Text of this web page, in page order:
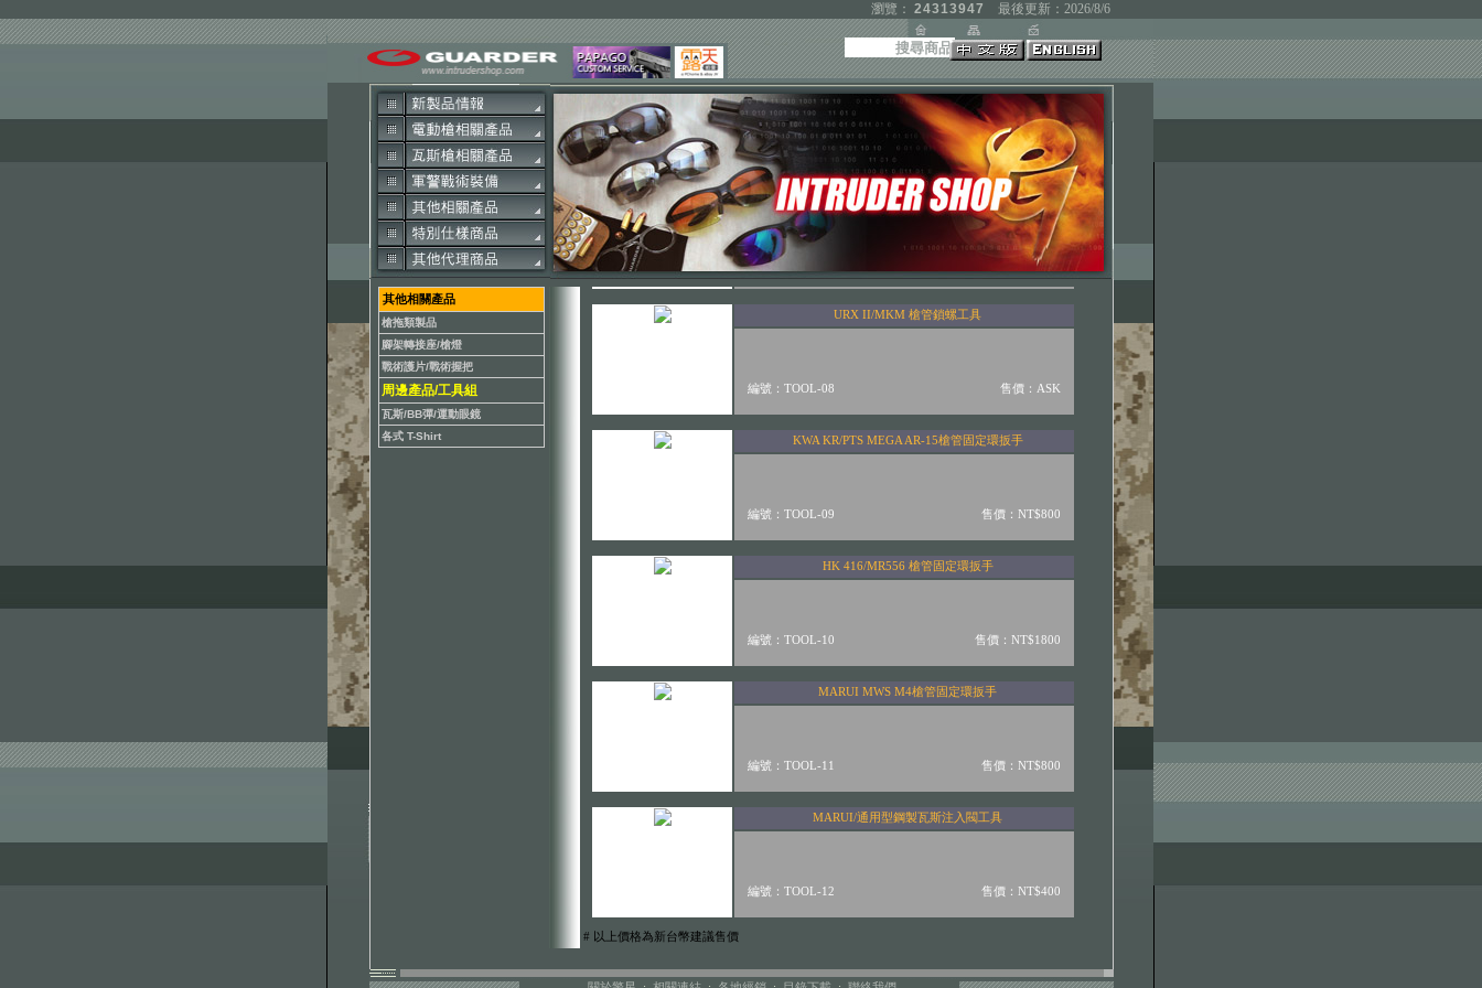
瀏覽： 24313947 最後更新：2026/8/6
其他相關產品
槍拖類製品
腳架轉接座/槍燈
戰術護片/戰術握把
周邊產品/工具組
瓦斯/BB彈/運動眼鏡
各式 T-Shirt